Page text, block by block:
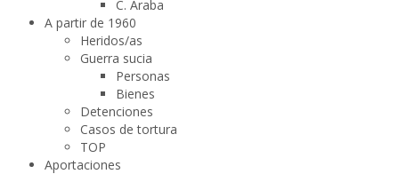
C. Araba
A partir de 1960
Heridos/as
Guerra sucia
Personas
Bienes
Detenciones
Casos de tortura
TOP
Aportaciones